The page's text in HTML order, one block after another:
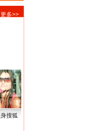
更多>>
搜狐